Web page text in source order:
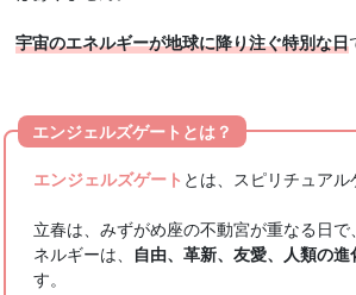
宇宙のエネルギーが地球に降り注ぐ特別な日
エンジェルズゲートとは？
エンジェルズゲート とは、スピリチュアル
立春は、みずがめ座の不動宮が重なる日
ネルギーは、 自由、革新、友愛、人類の進
す。